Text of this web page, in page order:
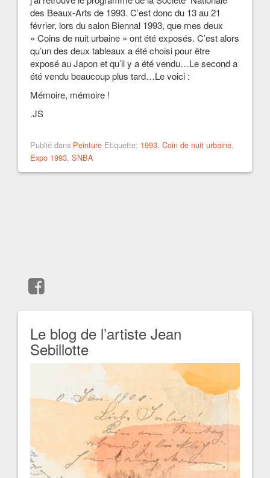
des Beaux-Arts de 1993. C’est donc du 13 au 21
février, lors du salon Biennal 1993, que mes deux
« Coins de nuit urbaine » ont été exposés. C’est alors
qu’un des deux tableaux a été choisi pour être
exposé au Japon et qu’il y a été vendu…Le second a
été vendu beaucoup plus tard…Le voici :
Mémoire, mémoire !
.JS
Publié dans Peinture Etiquette: 1993, Coin de nuit urbaine,
Expo 1993, SNBA
Le blog de l’artiste Jean
Sebillotte